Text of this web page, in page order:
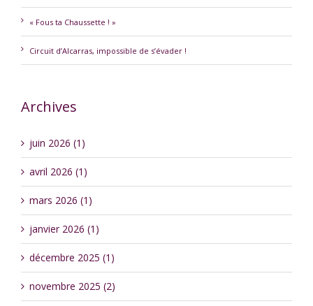
« Fous ta Chaussette ! »
Circuit d’Alcarras, impossible de s’évader !
Archives
juin 2026 (1)
avril 2026 (1)
mars 2026 (1)
janvier 2026 (1)
décembre 2025 (1)
novembre 2025 (2)